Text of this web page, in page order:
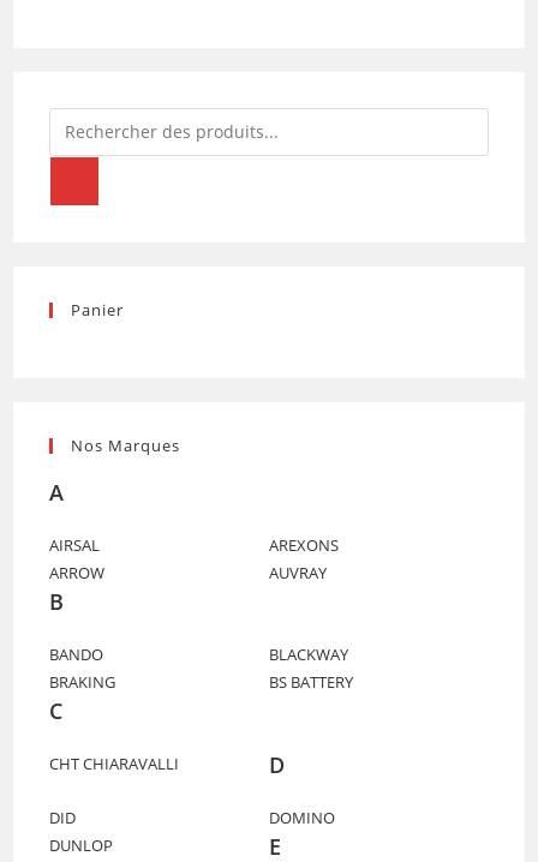
Recherche
de
Panier
Nos Marques
A
AIRSAL
AREXONS
ARROW
AUVRAY
B
BANDO
BLACKWAY
BRAKING
BS BATTERY
C
CHT CHIARAVALLI D
DID
DOMINO
DUNLOP
E